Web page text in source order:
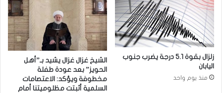
ل
ع
د
د
م
ر
زلزال بقوة 5.1 درجة يضرب جنوب
اليابان
منذ يوم واحد
الشيخ غزال غزال يشيد بـ”أهل
الحويز” بعد عودة طفلة
مخطوفة ويؤكد: الاعتصامات
السلمية أثبتت مظلوميتنا أمام